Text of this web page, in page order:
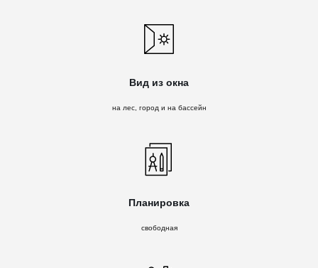
Вид из окна
на лес, город и на бассейн
Планировка
свободная